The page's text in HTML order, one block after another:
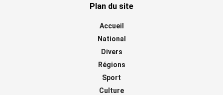
Plan du site
Accueil
National
Divers
Régions
Sport
Culture